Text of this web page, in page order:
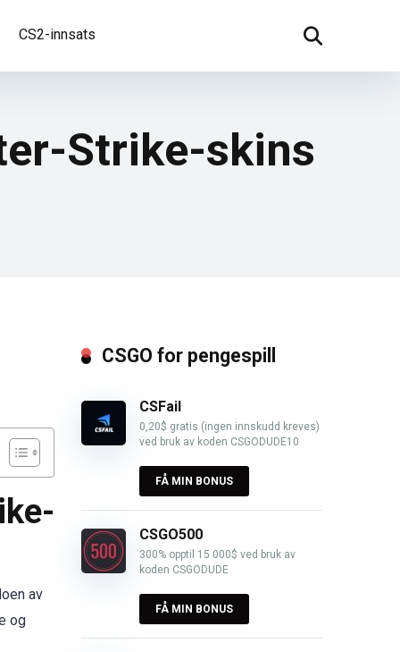
CS2-innsats
Strike-skins
av
og
CSGO for pengespill
CSFail
0,20$ gratis (ingen innskudd kreves)
ved bruk av koden CSGODUDE10
FÅ MIN BONUS
CSGO500
300% opptil 15 000$ ved bruk av
koden CSGODUDE
FÅ MIN BONUS